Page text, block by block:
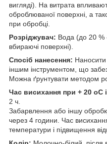
вигляді). На витрата
оброблюваної поверхні, а
при обробці.
Розріджувач: Вода (до 20 %
вбираючі поверхні).
Спосіб нанесення:
іншим інструментом, що
Можна ґрунтувати методом
Час висихання при + 20 оС
2 ч.
Забарвлення або іншу
через 4 години. Час
температури і підвищення